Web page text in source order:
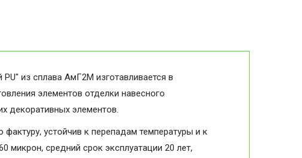
из сплава АмГ2М изготавливается в
элементов отделки навесного
декоративных элементов.
устойчив к перепадам температуры и к
микрон, средний срок эксплуатации 20 лет,